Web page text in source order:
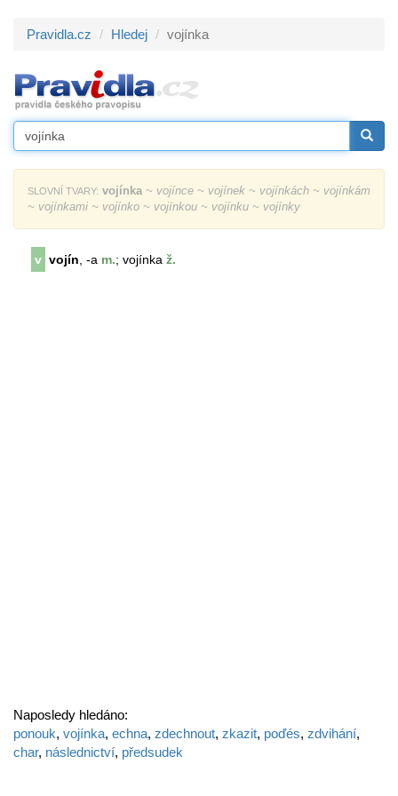
Pravidla.cz Hledej vojínka
SLOVNÍ TVARY: vojínka ~ vojínce ~ vojínek ~ vojínkách ~ vojínkám
~ vojínkami ~ vojínko ~ vojínkou ~ vojínku ~ vojínky
v vojín , -a m.; vojínka ž.
Naposledy hledáno:
ponouk, vojínka, echna, zdechnout, zkazit, poďés, zdvihání,
char, následnictví, předsudek